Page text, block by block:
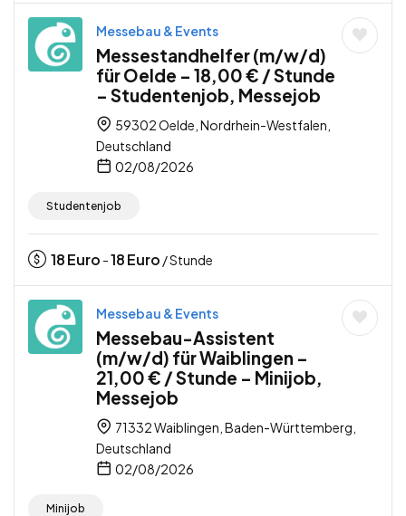
Messebau & Events
Messestandhelfer (m/w/d)
für Oelde – 18,00 € / Stunde
– Studentenjob, Messejob
59302 Oelde, Nordrhein-Westfalen,
Deutschland
02/08/2026
Studentenjob
18Euro -18Euro / Stunde
Messebau & Events
Messebau-Assistent
(m/w/d) für Waiblingen –
21,00 € / Stunde – Minijob,
Messejob
71332 Waiblingen, Baden-Württemberg,
Deutschland
02/08/2026
Minijob